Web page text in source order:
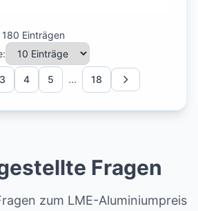
Einträgen
3 4 5 ... 18
Fragen
zum LME-Aluminiumpreis